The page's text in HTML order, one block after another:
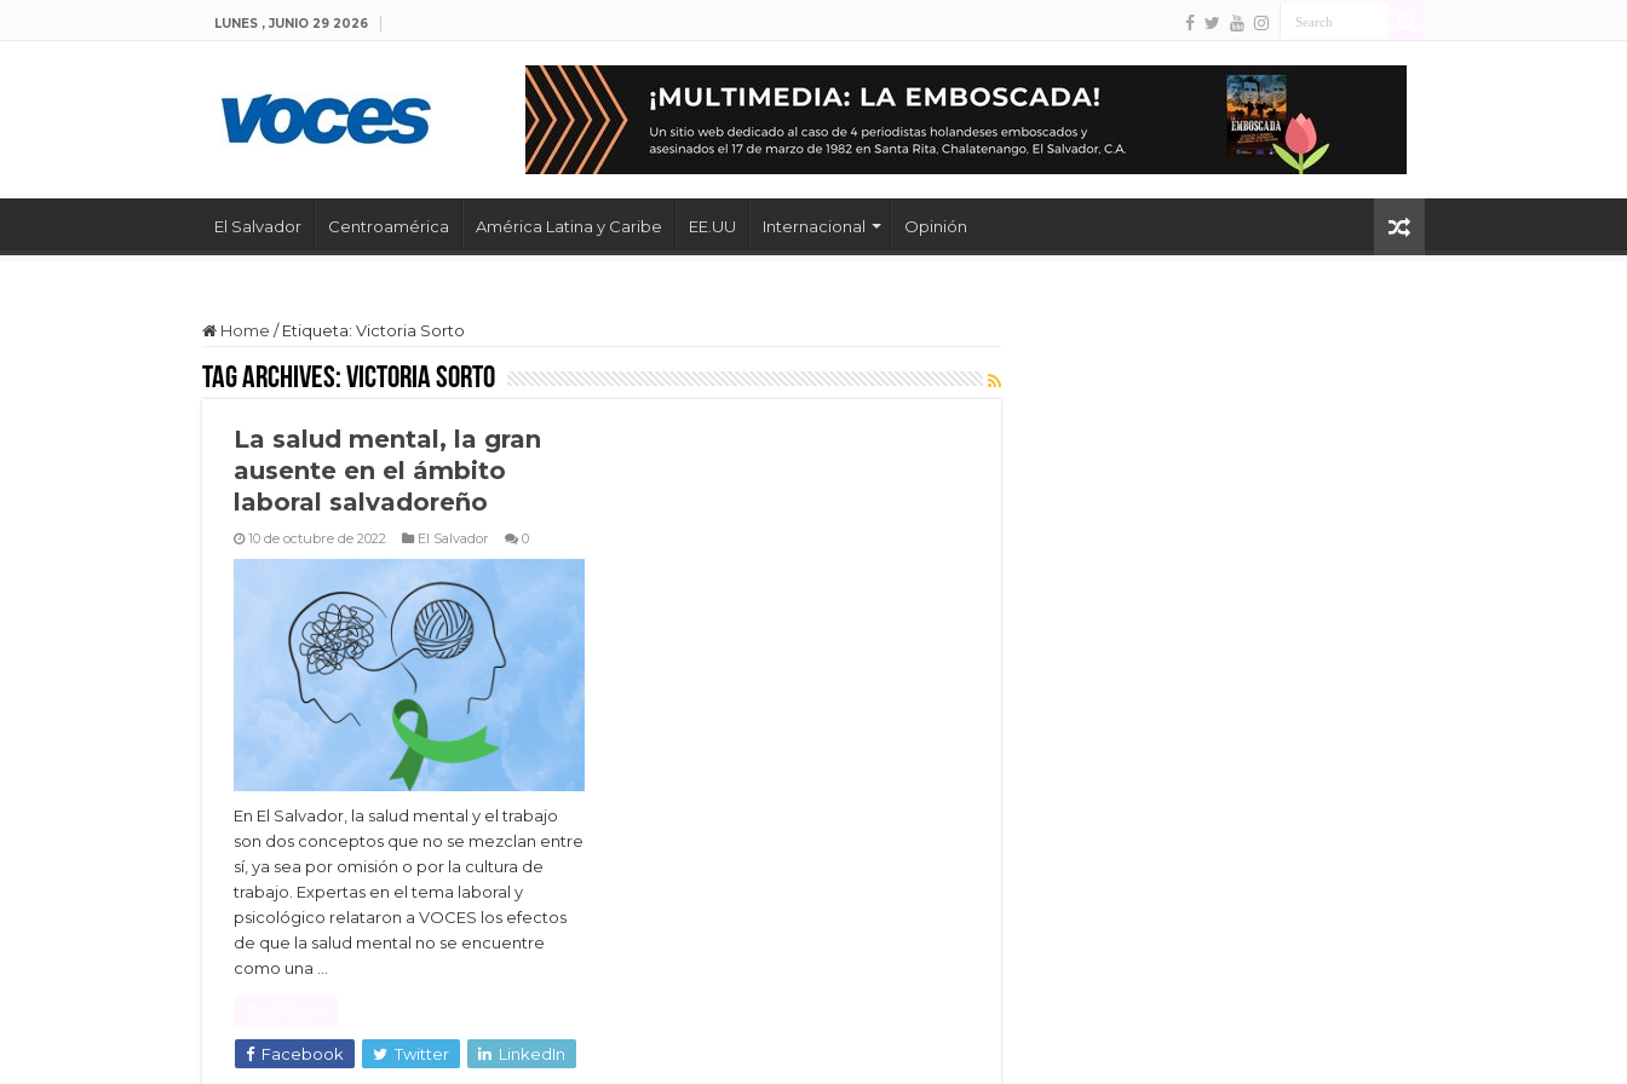
LUNES , JUNIO 29 2026
El Salvador Centroamérica América Latina y Caribe EE.UU Internacional Opinión
Home / Etiqueta: Victoria Sorto
Tag Archives:Victoria Sorto
La salud mental, la gran
ausente en el ámbito
laboral salvadoreño
10 de octubre de 2022 El Salvador 0
En El Salvador, la salud mental y el trabajo
son dos conceptos que no se mezclan entre
sí, ya sea por omisión o por la cultura de
trabajo. Expertas en el tema laboral y
psicológico relataron a VOCES los efectos
de que la salud mental no se encuentre
como una …
Facebook Twitter LinkedIn